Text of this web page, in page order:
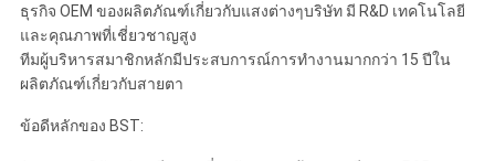
ธุรกิจ OEM ของผลิตภัณฑ์เกี่ยวกับแสงต่างๆบริษัท มี R&D เทคโนโลยี
และคุณภาพที่เชี่ยวชาญสูง
ทีมผู้บริหารสมาชิกหลักมีประสบการณ์การทำงานมากกว่า 15 ปีใน
ผลิตภัณฑ์เกี่ยวกับสายตา
ข้อดีหลักของ BST: